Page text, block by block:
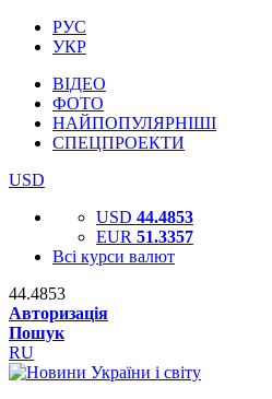
РУС
УКР
ВІДЕО
ФОТО
НАЙПОПУЛЯРНІШІ
СПЕЦПРОЕКТИ
USD
USD 44.4853
EUR 51.3357
Всі курси валют
44.4853
Авторизація
Пошук
RU